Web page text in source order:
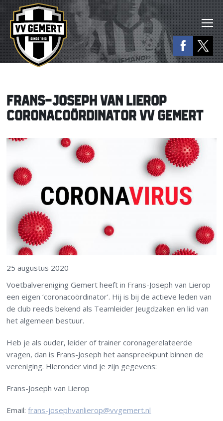
FRANS-JOSEPH VAN LIEROP
CORONACOÖRDINATOR VV GEMERT
25 augustus 2020
Voetbalvereniging Gemert heeft in Frans-Joseph van Lierop
een eigen ‘coronacoördinator’. Hij is bij de actieve leden van
de club reeds bekend als Teamleider Jeugdzaken en lid van
het algemeen bestuur.
Heb je als ouder, leider of trainer coronagerelateerde
vragen, dan is Frans-Joseph het aanspreekpunt binnen de
vereniging. Hieronder vind je zijn gegevens:
Frans-Joseph van Lierop
Email:frans-josephvanlierop@vvgemert.nl